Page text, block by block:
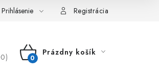
Prihlásenie Registrácia
NÁKUPNÝ
Prázdny košík